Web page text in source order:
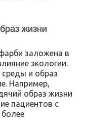
жизни
заложена в
экологии.
и образ
Например,
образ жизни
пациентов с